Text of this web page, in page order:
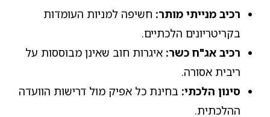
רכיב מנייתי מותר: חשיפה למניות העומדות
בקריטריונים הלכתיים.
רכיב אג"ח כשר: איגרות חוב שאינן מבוססות על
ריבית אסורה.
סינון הלכתי: בחינת כל אפיק מול דרישות הוועדה
ההלכתית.